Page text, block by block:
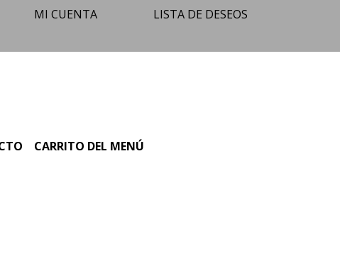
MI CUENTA LISTA DE DESEOS
CARRITO DEL MENÚ